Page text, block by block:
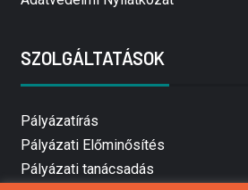
SZOLGÁLTATÁSOK
Pályázatírás
Pályázati Előminősítés
Pályázati tanácsadás